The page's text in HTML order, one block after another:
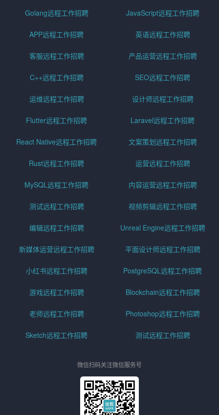
Golang远程工作招聘 JavaScript远程工作招聘
APP远程工作招聘 英语远程工作招聘
客服远程工作招聘 产品运营远程工作招聘
C++远程工作招聘 SEO远程工作招聘
运维远程工作招聘 设计师远程工作招聘
Flutter远程工作招聘 Laravel远程工作招聘
React Native远程工作招聘 文案策划远程工作招聘
Rust远程工作招聘 运营远程工作招聘
MySQL远程工作招聘 内容运营远程工作招聘
测试远程工作招聘 视频剪辑远程工作招聘
编辑远程工作招聘 Unreal Engine远程工作招聘
新媒体运营远程工作招聘 平面设计师远程工作招聘
小红书远程工作招聘 PostgreSQL远程工作招聘
游戏远程工作招聘 Blockchain远程工作招聘
老师远程工作招聘 Photoshop远程工作招聘
Sketch远程工作招聘 测试远程工作招聘
微信扫码关注微信服务号